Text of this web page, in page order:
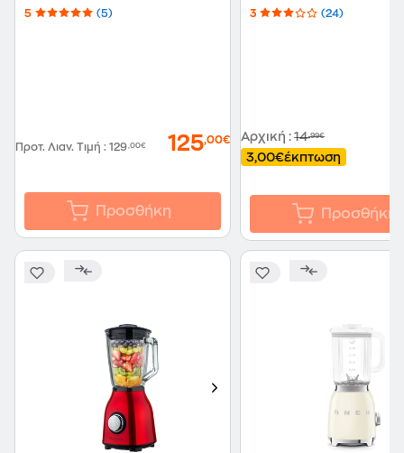
5 (5)
Προτ. Λιαν. Τιμή : 129,00€ 125,00€
Προσθήκη
3 (24)
Αρχική : 14,99€
3,00€έκπτωση
Προσθήκη